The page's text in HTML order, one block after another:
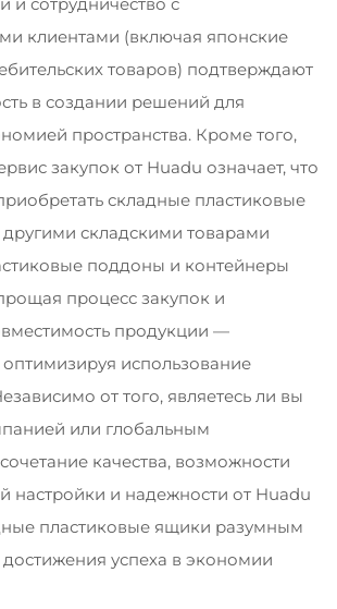
клиентами (включая японские
товаров) подтверждают
в создании решений для
пространства. Кроме того,
закупок от Huadu означает, что
складные пластиковые
складскими товарами
поддоны и контейнеры
процесс закупок и
продукции —
использование
от того, являетесь ли вы
или глобальным
качества, возможности
настройки и надежности от Huadu
пластиковые ящики разумным
успеха в экономии